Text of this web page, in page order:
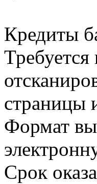
Кредиты
страницы
Формат
Срок